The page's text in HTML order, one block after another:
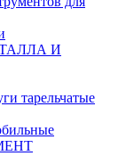
И
тарельчатые